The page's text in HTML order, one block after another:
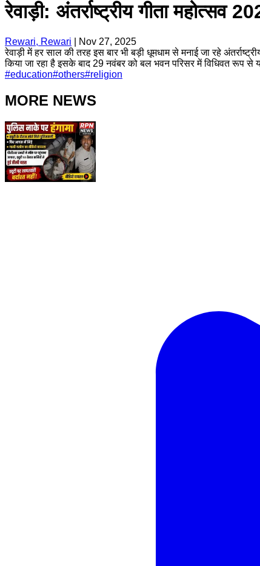
रेवाड़ी: अंतर्राष्ट्रीय गीता
Rewari, Rewari
Nov 27, 2025
रेवाड़ी में हर साल की तरह इस बार भी बड़ी धूमधाम से मनाई जा रहे
किया जा रहा है इसके बाद 29 नवंबर को बल भवन परिसर में विधिवत रूप से
#education#others#religion
MORE NEWS